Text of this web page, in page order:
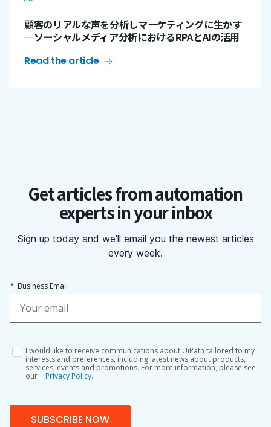
顧客のリアルな声を分析しマーケティングに生かす
―ソーシャルメディア分析におけるRPAとAIの活用
Read the article
Get articles from automation
experts in your inbox
Sign up today and we'll email you the newest articles
every week.
* Business Email
I would like to receive communications about UiPath tailored to my
interests and preferences, including latest news about products,
services, events and promotions. For more information, please see
our
Privacy Policy.
SUBSCRIBE NOW